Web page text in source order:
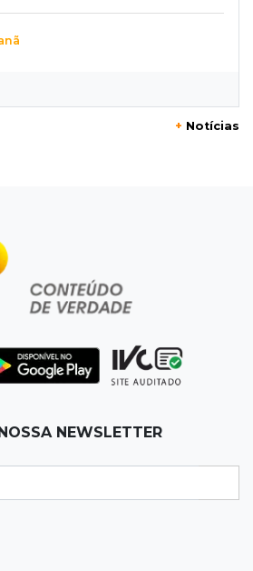
têm salários de até R$ 8,2 mil;
durante roubo de carro e
em pátio
Bragantino por 2 a 0 e sobe
+ Notícias
NEWSLETTER